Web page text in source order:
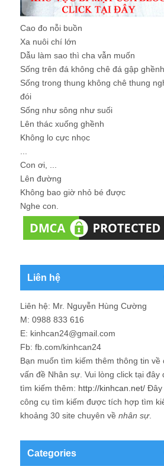
Cao đo nỗi buồn
Xa nuôi chí lớn
Dẫu làm sao thì cha vẫn muốn
Sống trên đá không chê đá gập ghềnh
Sống trong thung không chê thung
đói
Sống như sông như suối
Lên thác xuống ghềnh
Không lo cực nhọc
...
Con ơi, ...
Lên đường
Không bao giờ nhỏ bé được
Nghe con.
Liên hệ
Liên hệ: Mr. Nguyễn Hùng Cường
M: 0988 833 616
E: kinhcan24@gmail.com
Fb: fb.com/kinhcan24
Bạn muốn tìm kiếm thêm thông tin về
vấn đề Nhân sự. Vui lòng click tại đây
tìm kiếm thêm: http://kinhcan.net/ Đây
công cụ tìm kiếm được tích hợp tìm
khoảng 30 site chuyên về nhân sự.
Categories